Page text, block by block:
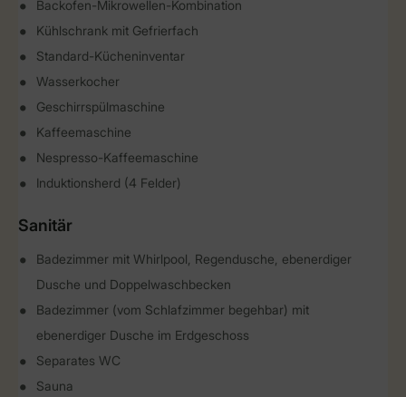
Backofen-Mikrowellen-Kombination
Kühlschrank mit Gefrierfach
Standard-Kücheninventar
Wasserkocher
Geschirrspülmaschine
Kaffeemaschine
Nespresso-Kaffeemaschine
Induktionsherd (4 Felder)
Sanitär
Badezimmer mit Whirlpool, Regendusche, ebenerdiger
Dusche und Doppelwaschbecken
Badezimmer (vom Schlafzimmer begehbar) mit
ebenerdiger Dusche im Erdgeschoss
Separates WC
Sauna